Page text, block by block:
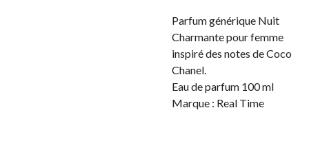
Parfum générique Nuit
Charmante pour femme
inspiré des notes de Coco
Chanel.
Eau de parfum 100 ml
Marque : Real Time